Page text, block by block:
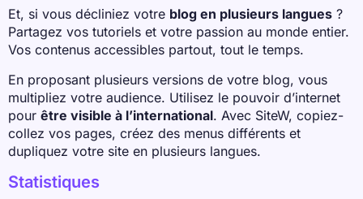
Et, si vous décliniez votre blog en plusieurs langues ?
Partagez vos tutoriels et votre passion au monde entier.
Vos contenus accessibles partout, tout le temps.
En proposant plusieurs versions de votre blog, vous
multipliez votre audience. Utilisez le pouvoir d’internet
pour être visible à l’international. Avec SiteW, copiez-
collez vos pages, créez des menus différents et
dupliquez votre site en plusieurs langues.
Statistiques